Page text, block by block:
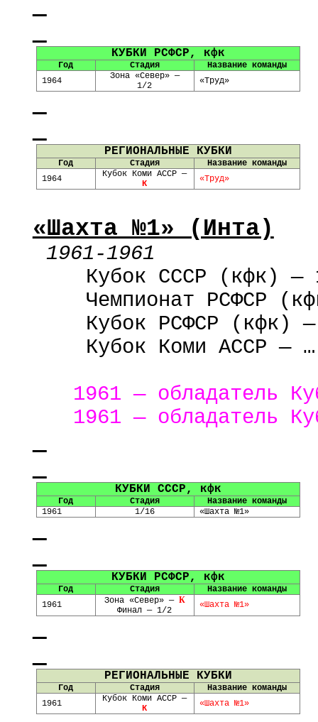
КУБКИ РСФСР, кфк
Год Стадия
Название команды
1964
Зона «Север» —
1/2
«Труд»
РЕГИОНАЛЬНЫЕ КУБКИ
Год Стадия
Название команды
1964
Кубок Коми АССР —
К
«Труд»
«Шахта №1» (Инта)
1961-1961
Кубок СССР ( кфк) —
Чемпионат РСФСР (
Кубок РСФСР ( кфк)
Кубок Коми АССР —
1961 — обладатель
1961 — обладатель
КУБКИ СССР, кфк
Год Стадия
Название команды
1961
1/16 «Шахта №1»
КУБКИ РСФСР, кфк
Год Стадия
Название команды
1961
Зона «Север» — К «Шахта №1»
Финал — 1/2
РЕГИОНАЛЬНЫЕ КУБКИ
Год Стадия
Название команды
1961
Кубок Коми АССР —
К
«Шахта №1»